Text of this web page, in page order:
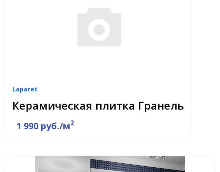
Laparet
Керамическая плитка Гранель
1 990 руб./м2